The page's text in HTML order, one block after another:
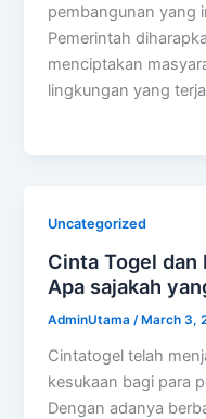
pembangunan yang
Pemerintah
menciptakan
lingkungan yang
Uncategorized
Cinta Togel dan
Apa sajakah
AdminUtama /March 3,
Cintatogel telah
kesukaan bagi para
Dengan adanya